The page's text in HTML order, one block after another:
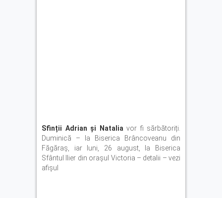
Sfinții Adrian și Natalia vor fi sărbătoriți.
Duminică – la Biserica Brâncoveanu din
Făgăraș, iar luni, 26 august, la Biserica
Sfântul Ilier din orașul Victoria – detalii – vezi
afișul